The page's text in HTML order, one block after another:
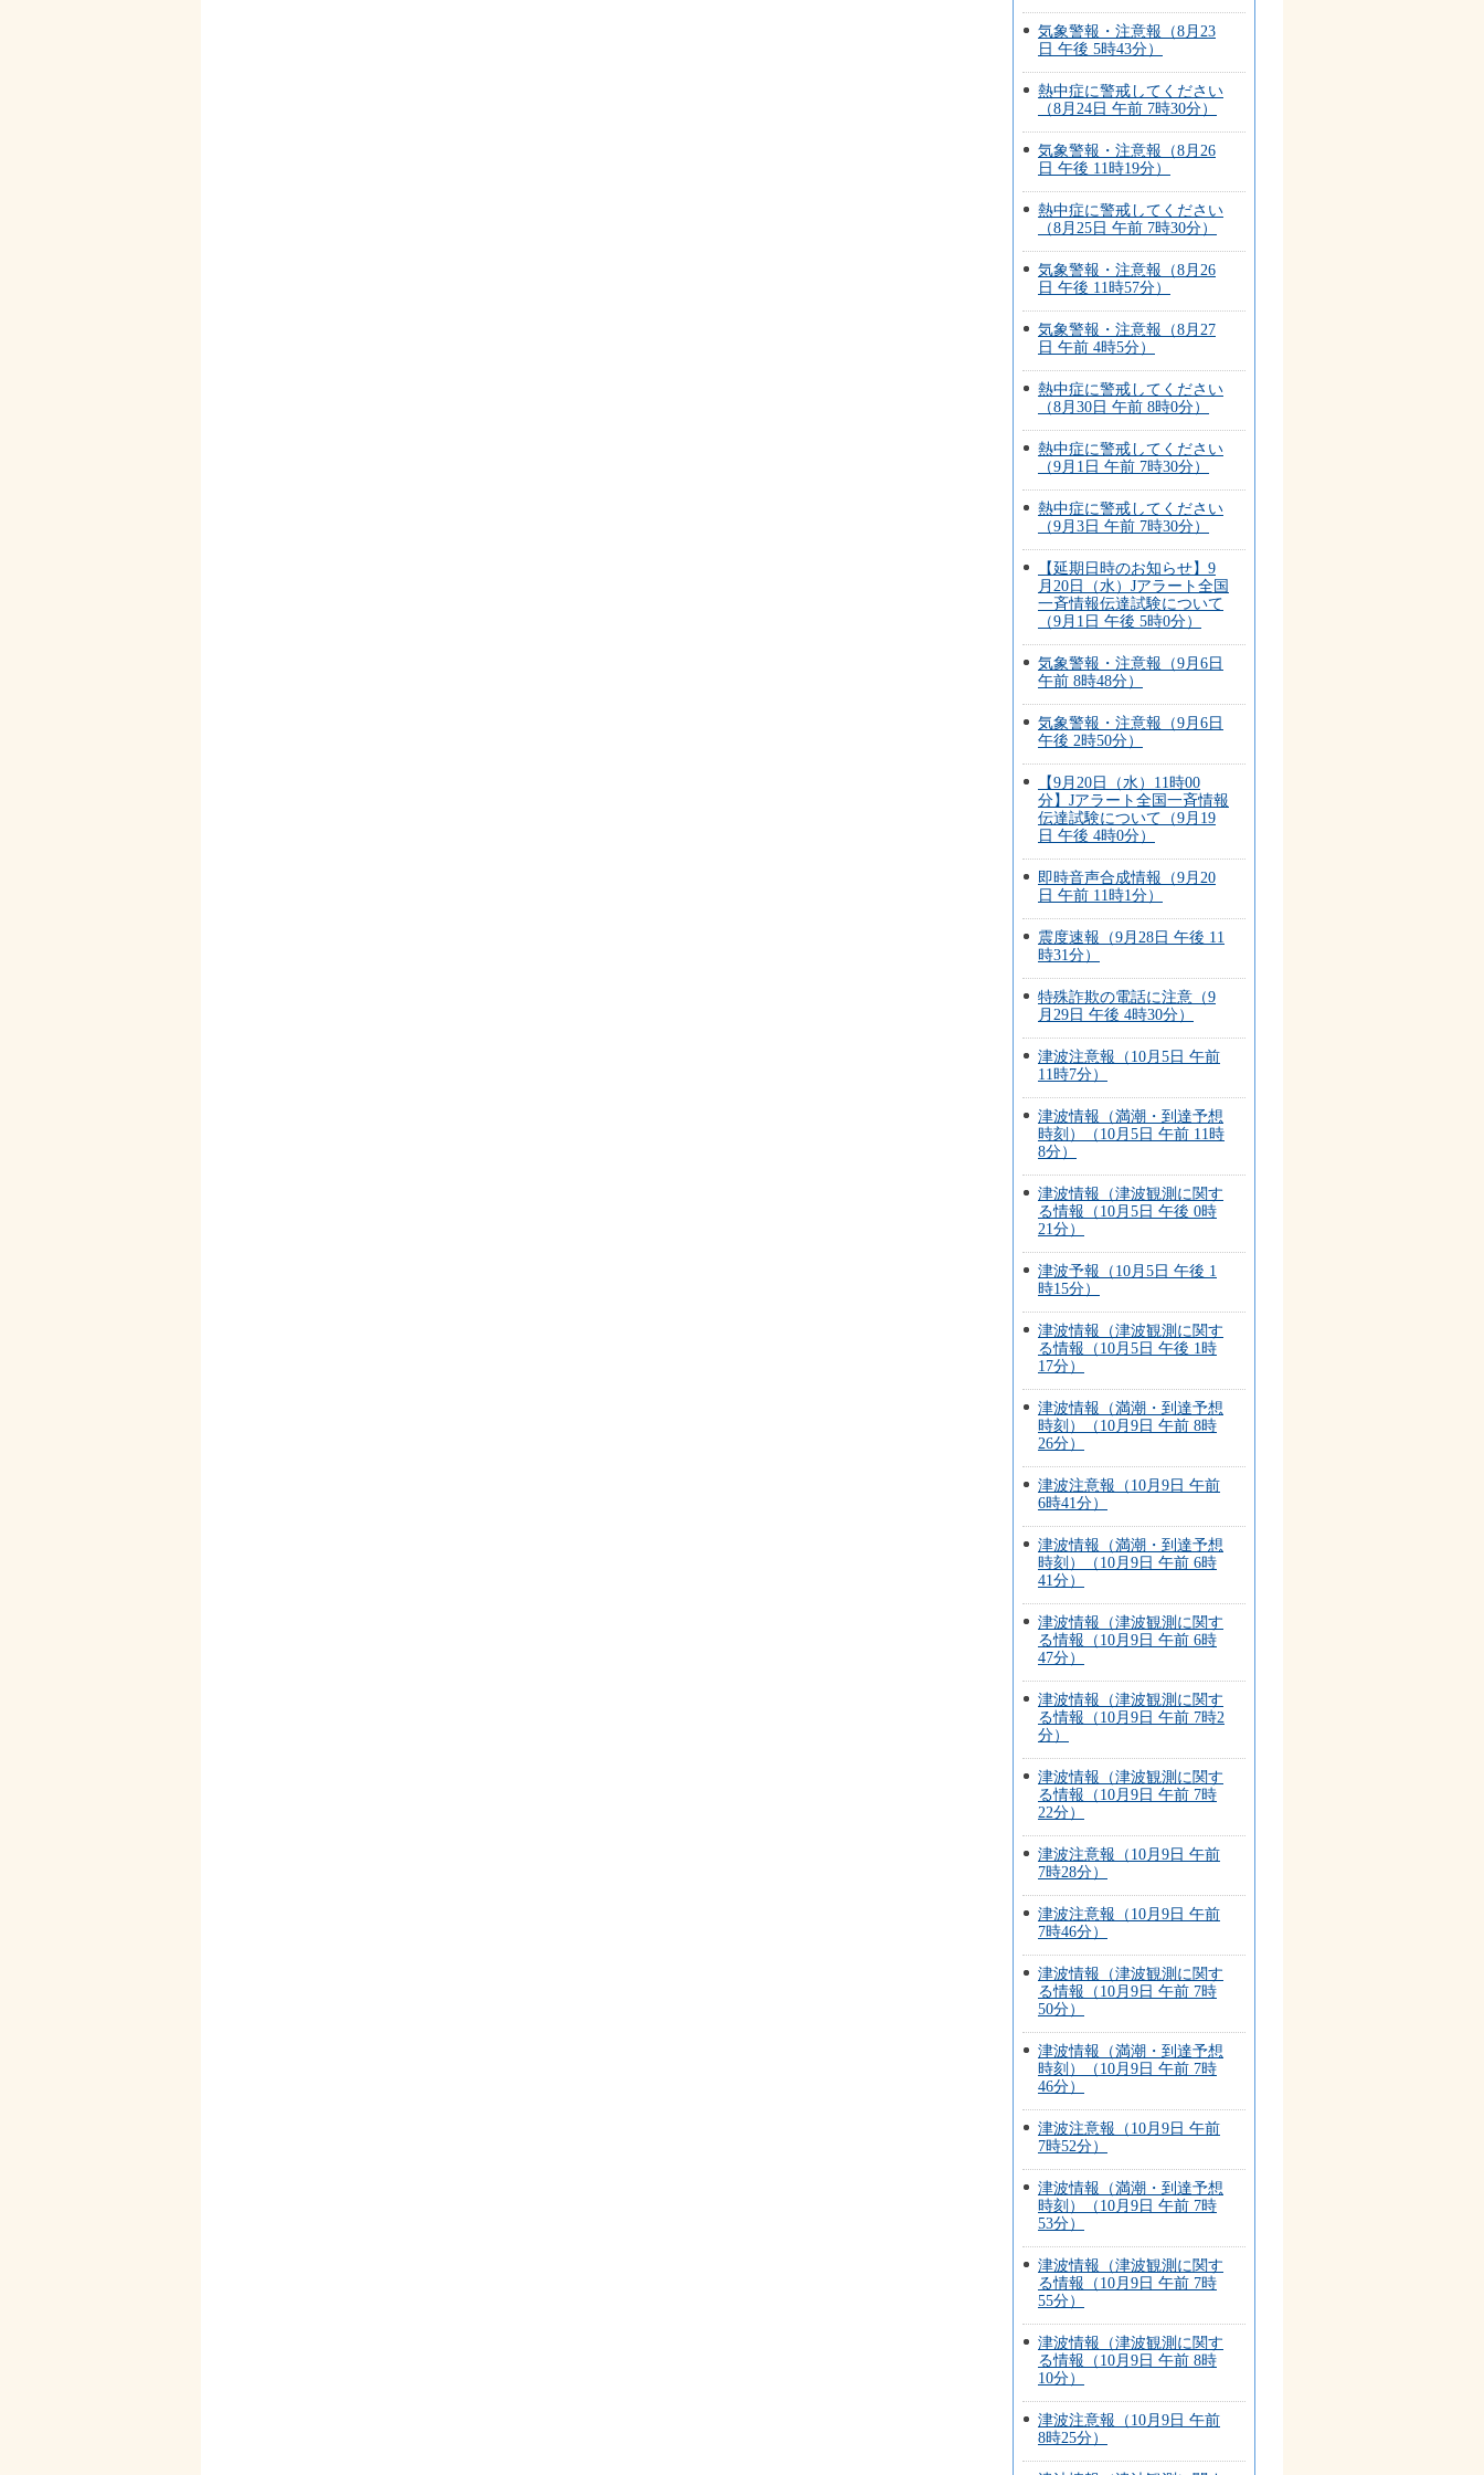
気象警報・注意報（8月23
日 午後 5時43分）
熱中症に警戒してください
（8月24日 午前 7時30分）
気象警報・注意報（8月26
日 午後 11時19分）
熱中症に警戒してください
（8月25日 午前 7時30分）
気象警報・注意報（8月26
日 午後 11時57分）
気象警報・注意報（8月27
日 午前 4時5分）
熱中症に警戒してください
（8月30日 午前 8時0分）
熱中症に警戒してください
（9月1日 午前 7時30分）
熱中症に警戒してください
（9月3日 午前 7時30分）
【延期日時のお知らせ】9
月20日（水）Jアラート全国
一斉情報伝達試験について
（9月1日 午後 5時0分）
気象警報・注意報（9月6日
午前 8時48分）
気象警報・注意報（9月6日
午後 2時50分）
【9月20日（水）11時00
分】Jアラート全国一斉情報
伝達試験について（9月19
日 午後 4時0分）
即時音声合成情報（9月20
日 午前 11時1分）
震度速報（9月28日 午後 11
時31分）
特殊詐欺の電話に注意（9
月29日 午後 4時30分）
津波注意報（10月5日 午前
11時7分）
津波情報（満潮・到達予想
時刻）（10月5日 午前 11時
8分）
津波情報（津波観測に関す
る情報（10月5日 午後 0時
21分）
津波予報（10月5日 午後 1
時15分）
津波情報（津波観測に関す
る情報（10月5日 午後 1時
17分）
津波情報（満潮・到達予想
時刻）（10月9日 午前 8時
26分）
津波注意報（10月9日 午前
6時41分）
津波情報（満潮・到達予想
時刻）（10月9日 午前 6時
41分）
津波情報（津波観測に関す
る情報（10月9日 午前 6時
47分）
津波情報（津波観測に関す
る情報（10月9日 午前 7時2
分）
津波情報（津波観測に関す
る情報（10月9日 午前 7時
22分）
津波注意報（10月9日 午前
7時28分）
津波注意報（10月9日 午前
7時46分）
津波情報（津波観測に関す
る情報（10月9日 午前 7時
50分）
津波情報（満潮・到達予想
時刻）（10月9日 午前 7時
46分）
津波注意報（10月9日 午前
7時52分）
津波情報（満潮・到達予想
時刻）（10月9日 午前 7時
53分）
津波情報（津波観測に関す
る情報（10月9日 午前 7時
55分）
津波情報（津波観測に関す
る情報（10月9日 午前 8時
10分）
津波注意報（10月9日 午前
8時25分）